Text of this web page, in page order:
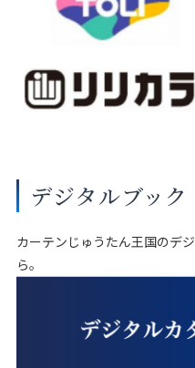
デジタルブック
カーテンじゅうたん王国のデ
ら。